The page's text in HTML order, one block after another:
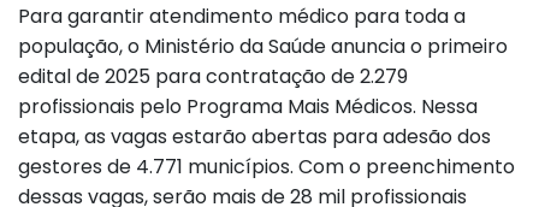
Para garantir atendimento médico para toda a
população, o Ministério da Saúde anuncia o primeiro
edital de 2025 para contratação de 2.279
profissionais pelo Programa Mais Médicos. Nessa
etapa, as vagas estarão abertas para adesão dos
gestores de 4.771 municípios. Com o preenchimento
dessas vagas, serão mais de 28 mil profissionais